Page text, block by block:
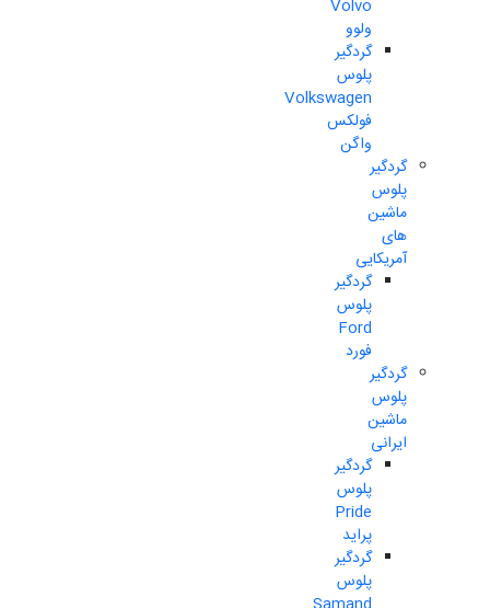
Volvo
ولوو
گردگیر
پلوس
Volkswagen
فولکس
واگن
گردگیر
پلوس
ماشین
های
آمریکایی
گردگیر
پلوس
Ford
فورد
گردگیر
پلوس
ماشین
ایرانی
گردگیر
پلوس
Pride
پراید
گردگیر
پلوس